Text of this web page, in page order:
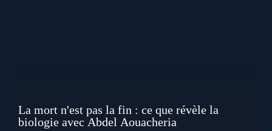
La mort n'est pas la fin : ce que révèle la
biologie avec Abdel Aouacheria